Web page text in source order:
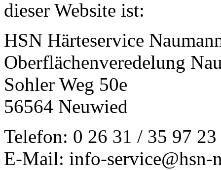
dieser Website ist:
HSN Härteservice
Oberflächenveredelung
Sohler Weg 50e
56564 Neuwied
Telefon: 0 26 31 / 35 97 23
E-Mail: info-service@hsn-